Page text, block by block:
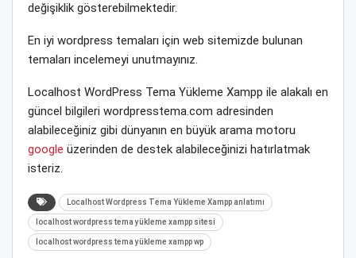
değişiklik gösterebilmektedir.
En iyi wordpress temaları için web sitemizde bulunan
temaları incelemeyi unutmayınız.
Localhost WordPress Tema Yükleme Xampp ile alakalı en
güncel bilgileri wordpresstema.com adresinden
alabileceğiniz gibi dünyanın en büyük arama motoru
google üzerinden de destek alabileceğinizi hatırlatmak
isteriz.
Localhost Wordpress Tema Yükleme Xampp anlatımı
localhost wordpress tema yükleme xampp sitesi
localhost wordpress tema yükleme xampp wp